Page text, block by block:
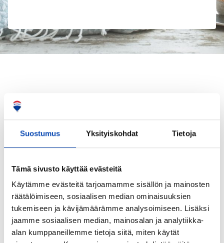
Suostumus Yksityiskohdat Tietoja
Tämä sivusto käyttää evästeitä
Käytämme evästeitä tarjoamamme sisällön ja mainosten
räätälöimiseen, sosiaalisen median ominaisuuksien
tukemiseen ja kävijämäärämme analysoimiseen. Lisäksi
jaamme sosiaalisen median, mainosalan ja analytiikka-
alan kumppaneillemme tietoja siitä, miten käytät